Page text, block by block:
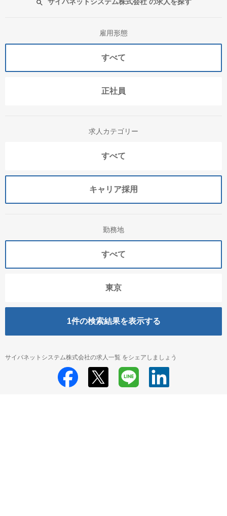
サイバネットシステム株式会社 の求人を探す
雇用形態
すべて
正社員
求人カテゴリー
すべて
キャリア採用
勤務地
すべて
東京
1件の検索結果を表示する
サイバネットシステム株式会社の求人一覧 をシェアしましょう